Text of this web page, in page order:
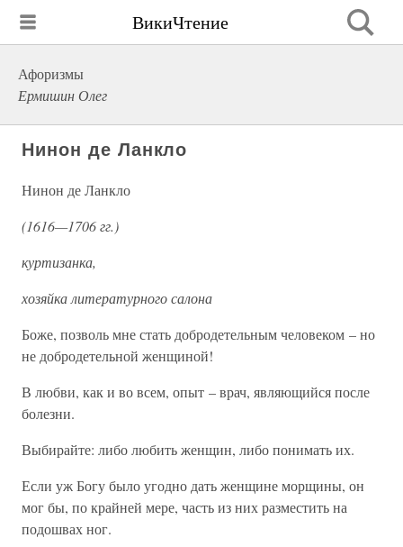
ВикиЧтение
Афоризмы
Ермишин Олег
Нинон де Ланкло
Нинон де Ланкло
(1616—1706 гг.)
куртизанка,
хозяйка литературного салона
Боже, позволь мне стать добродетельным человеком – но
не добродетельной женщиной!
В любви, как и во всем, опыт – врач, являющийся после
болезни.
Выбирайте: либо любить женщин, либо понимать их.
Если уж Богу было угодно дать женщине морщины, он
мог бы, по крайней мере, часть из них разместить на
подошвах ног.